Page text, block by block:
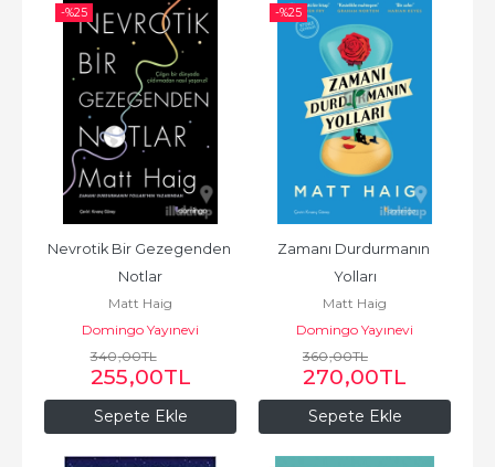
-%25
Sepete Ekle
Nevrotik Bir Gezegenden
Notlar
Matt Haig
Domingo Yayınevi
340,00TL
255,00TL
-%25
Sepete Ekle
Zamanı Durdurmanın
Yolları
Matt Haig
Domingo Yayınevi
360,00TL
270,00TL